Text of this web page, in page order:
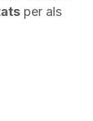
per als